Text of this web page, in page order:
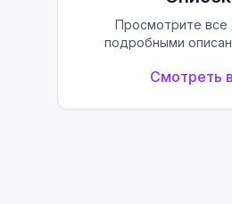
Просмотрите все
подробными
Смотреть